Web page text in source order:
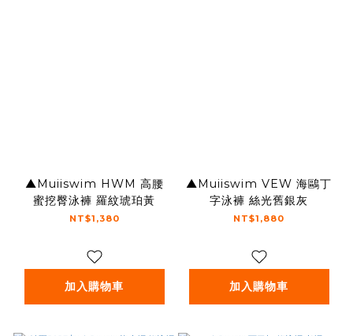
▲Muiiswim HWM 高腰
蜜挖臀泳褲 羅紋琥珀黃
NT$1,380
加入購物車
▲Muiiswim VEW 海鷗丁
字泳褲 絲光舊銀灰
NT$1,880
加入購物車